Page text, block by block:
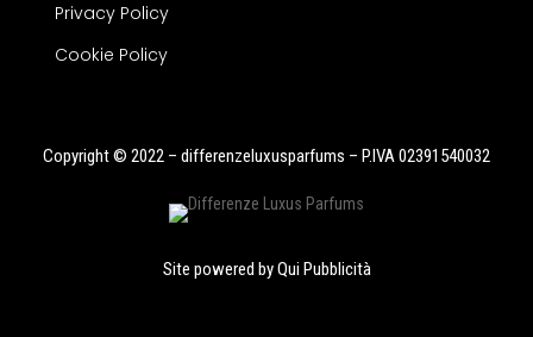
Privacy Policy
Cookie Policy
Copyright © 2022 – differenzeluxusparfums – P.IVA 02391540032
Site powered byQui Pubblicità